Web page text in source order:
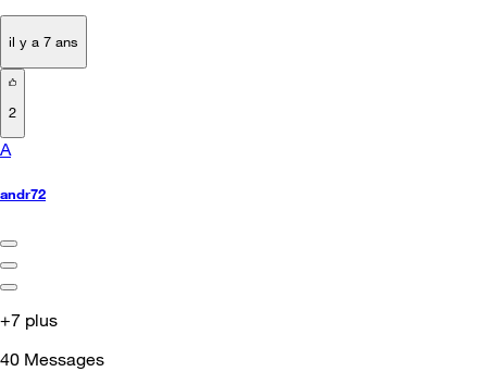
il y a 7 ans
2
A
andr72
+7 plus
40 Messages